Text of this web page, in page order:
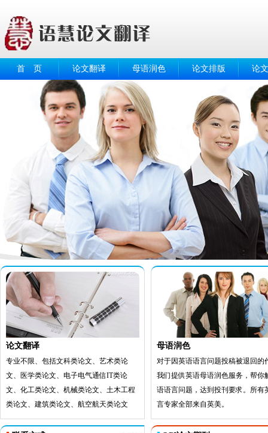
首 页 论文翻译 母语润色 论文排版 论
论文翻译
专业不限、包括文科类论文、艺术类论
文、医学类论文、电子电气通信IT类论
文、化工类论文、机械类论文、土木工程
类论文、建筑类论文、航空航天类论文
母语润色
对于因英语语言问题投稿被退回的
我们提供英语母语润色服务，帮你
语语言问题，达到投刊要求。所有
言专家全部来自英美。